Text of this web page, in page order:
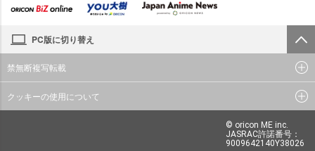
PC版に切り替え
禁無断複写転載
クッキーの使用について
© oricon ME inc.
JASRAC許諾番号：
9009642140Y38026